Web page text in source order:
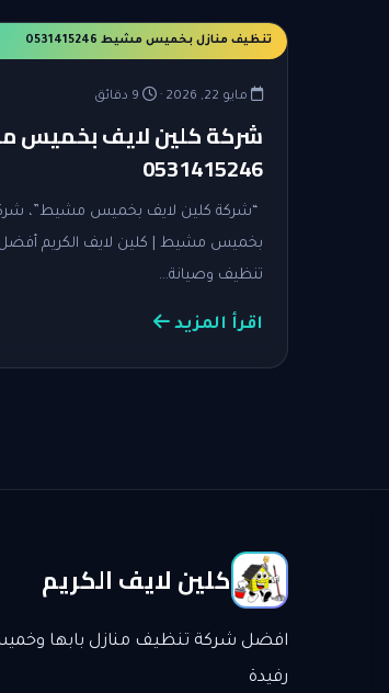
تنظيف منازل بخميس مشيط 0531415246
مايو 22, 2026 ·
شركة كلين لايف بخميس
0531415246
“شركة كلين لايف بخميس مشيط”،
بخميس مشيط | كلين لايف الكريم
تنظيف وصيانة…
اقرأ المزيد
كلين لايف الكريم
افضل شركة تنظيف منازل بابها
رفيدة